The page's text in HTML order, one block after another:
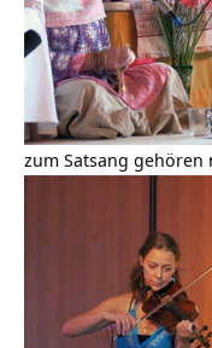
zum Satsang gehören